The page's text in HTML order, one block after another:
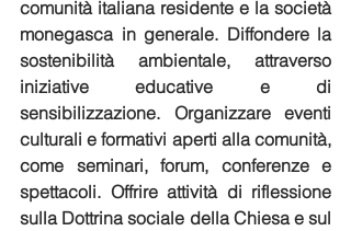
comunità italiana residente e la società
monegasca in generale. Diffondere la
sostenibilità ambientale, attraverso
iniziative educative e di
sensibilizzazione. Organizzare eventi
culturali e formativi aperti alla comunità,
come seminari, forum, conferenze e
spettacoli. Offrire attività di riflessione
sulla Dottrina sociale della Chiesa e sul